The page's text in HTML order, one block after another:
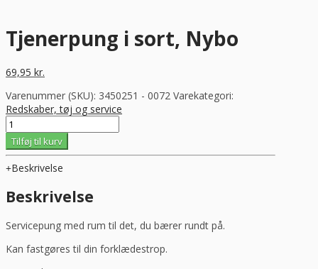
Tjenerpung i sort, Nybo
69,95 kr.
Varenummer (SKU): 3450251 - 0072 Varekategori:
Redskaber, tøj og service
Tjenerpung
i
sort,
Nybo
antal
Tilføj til kurv
Beskrivelse
Beskrivelse
Servicepung med rum til det, du bærer rundt på.
Kan fastgøres til din forklædestrop.